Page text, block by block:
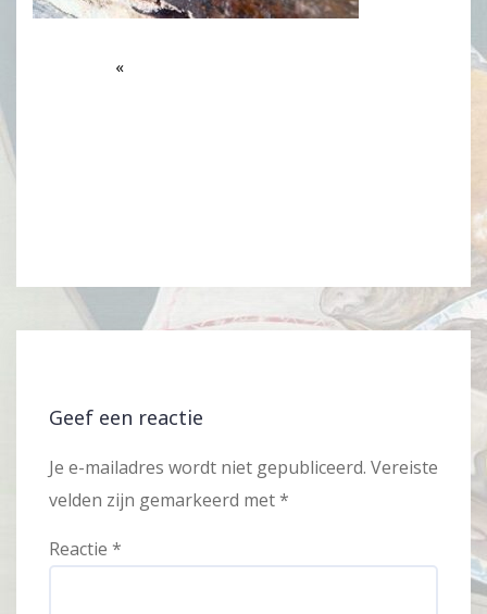
Geef een reactie
Je e-mailadres wordt niet gepubliceerd. Vereiste
velden zijn gemarkeerd met*
Reactie *